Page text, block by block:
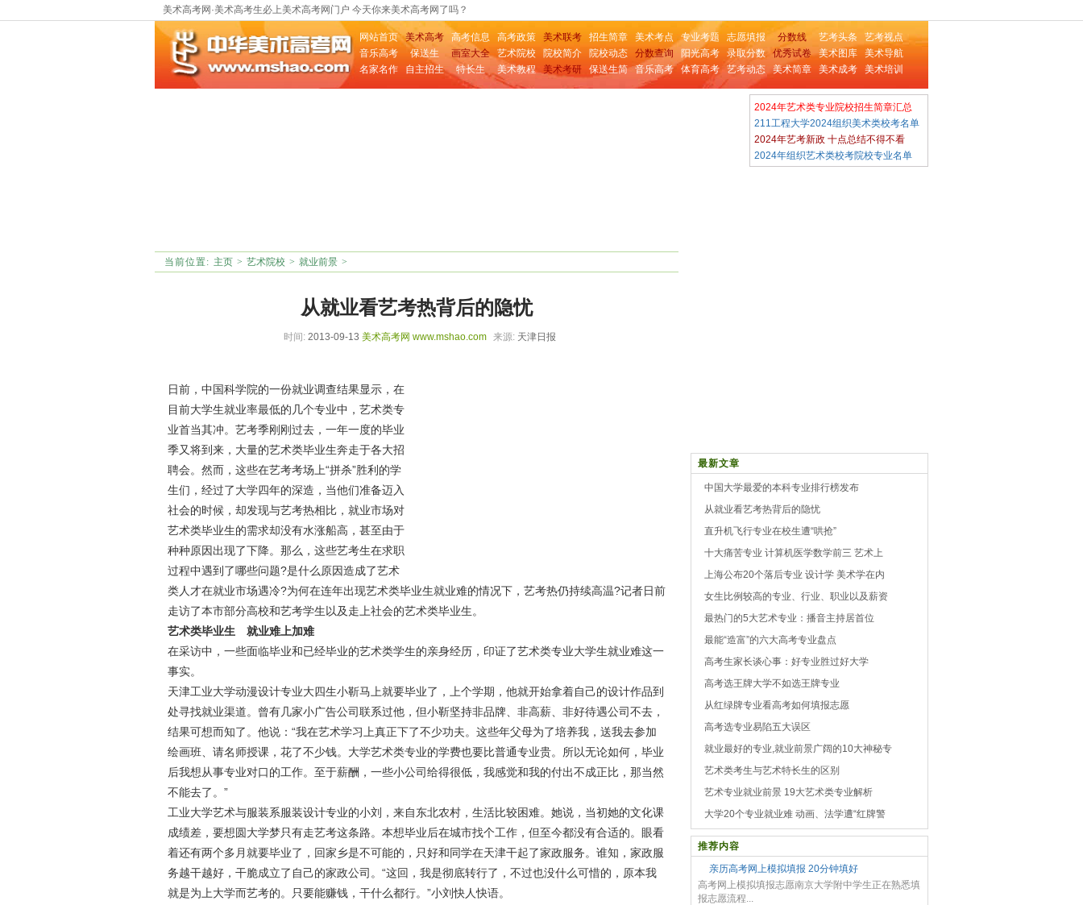
美术高考网·美术高考生必上美术高考网门户 今天你来美术高考网了吗？
网站首页 美术高考 高考信息 高考政策 美术联考 招生简章 美术考点 专业考题 志愿填报 分数线 艺考头条
艺考视点
音乐高考
保送生 画室大全 艺术院校 院校简介 院校动态 分数查询 阳光高考 录取分数 优秀试卷 美术图库
美术导航
名家名作
自主招生 特长生 美术教程 美术考研
保送生简
音乐高考 体育高考 艺考动态 美术简章 美术成考 美术培训
2024年艺术类专业院校招生简章汇总
211工程大学2024组织美术类校考名单
2024年艺考新政 十点总结不得不看
2024年组织艺术类校考院校专业名单
当前位置: 主页 > 艺术院校 > 就业前景 >
从就业看艺考热背后的隐忧
时间: 2013-09-13 美术高考网 www.mshao.com 来源: 天津日报
日前，中国科学院的一份就业调查结果显示，在
目前大学生就业率最低的几个专业中，艺术类专
业首当其冲。艺考季刚刚过去，一年一度的毕业
季又将到来，大量的艺术类毕业生奔走于各大招
聘会。然而，这些在艺考考场上“拼杀”胜利的学
生们，经过了大学四年的深造，当他们准备迈入
社会的时候，却发现与艺考热相比，就业市场对
艺术类毕业生的需求却没有水涨船高，甚至由于
种种原因出现了下降。那么，这些艺考生在求职
过程中遇到了哪些问题?是什么原因造成了艺术
类人才在就业市场遇冷?为何在连年出现艺术类毕业生就业难的情况下，艺考热仍持续高温?记者日前
走访了本市部分高校和艺考学生以及走上社会的艺术类毕业生。
艺术类毕业生 就业难上加难
在采访中，一些面临毕业和已经毕业的艺术类学生的亲身经历，印证了艺术类专业大学生就业难这一
事实。
天津工业大学动漫设计专业大四生小靳马上就要毕业了，上个学期，他就开始拿着自己的设计作品到
处寻找就业渠道。曾有几家小广告公司联系过他，但小靳坚持非品牌、非高薪、非好待遇公司不去，
结果可想而知了。他说：“我在艺术学习上真正下了不少功夫。这些年父母为了培养我，送我去参加
绘画班、请名师授课，花了不少钱。大学艺术类专业的学费也要比普通专业贵。所以无论如何，毕业
后我想从事专业对口的工作。至于薪酬，一些小公司给得很低，我感觉和我的付出不成正比，那当然
不能去了。”
工业大学艺术与服装系服装设计专业的小刘，来自东北农村，生活比较困难。她说，当初她的文化课
成绩差，要想圆大学梦只有走艺考这条路。本想毕业后在城市找个工作，但至今都没有合适的。眼看
着还有两个多月就要毕业了，回家乡是不可能的，只好和同学在天津干起了家政服务。谁知，家政服
务越干越好，干脆成立了自己的家政公司。“这回，我是彻底转行了，不过也没什么可惜的，原本我
就是为上大学而艺考的。只要能赚钱，干什么都行。”小刘快人快语。
最新文章
中国大学最爱的本科专业排行榜发布
从就业看艺考热背后的隐忧
直升机飞行专业在校生遭“哄抢”
十大痛苦专业 计算机医学数学前三 艺术上
上海公布20个落后专业 设计学 美术学在内
女生比例较高的专业、行业、职业以及薪资
最热门的5大艺术专业：播音主持居首位
最能“造富”的六大高考专业盘点
高考生家长谈心事：好专业胜过好大学
高考选王牌大学不如选王牌专业
从红绿牌专业看高考如何填报志愿
高考选专业易陷五大误区
就业最好的专业,就业前景广阔的10大神秘专
艺术类考生与艺术特长生的区别
艺术专业就业前景 19大艺术类专业解析
大学20个专业就业难 动画、法学遭“红牌警
推荐内容
亲历高考网上模拟填报 20分钟填好
高考网上模拟填报志愿南京大学附中学生正在熟悉填
报志愿流程...